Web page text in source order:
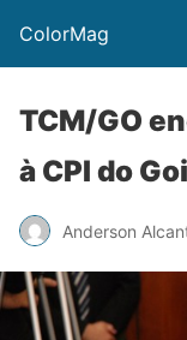
ColorMag
TCM/GO
à CPI do
Anderson